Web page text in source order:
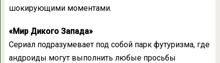
шокирующими моментами.
«Мир Дикого Запада»
Сериал подразумевает под собой парк футуризма, где
андроиды могут выполнить любые просьбы